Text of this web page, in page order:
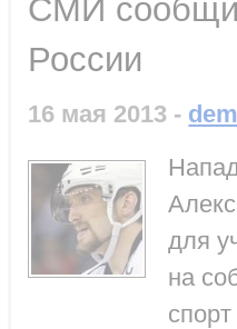
СМИ
России
16 мая 2013 -
для
на
спорт